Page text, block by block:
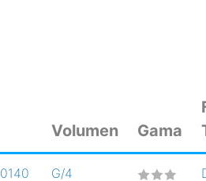
Volumen Gama
G/4